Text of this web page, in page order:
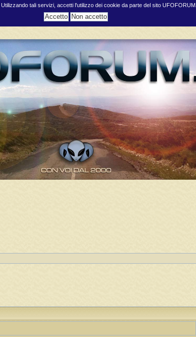
tali servizi, accetti l'utilizzo dei cookie da parte del sito UFOFORUM.